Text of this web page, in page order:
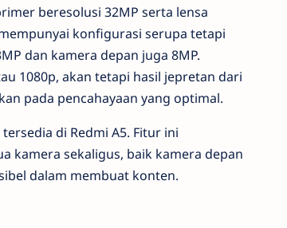
beresolusi 32MP serta lensa
konfigurasi serupa tetapi
dan kamera depan juga 8MP.
1080p, akan tetapi hasil jepretan dari
pada pencahayaan yang optimal.
di Redmi A5. Fitur ini
kamera sekaligus, baik kamera depan
dalam membuat konten.